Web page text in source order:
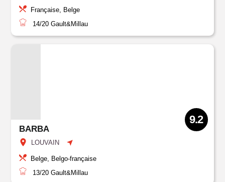
Française, Belge
14/20 Gault&Millau
BARBA
LOUVAIN
9.2
Belge, Belgo-française
13/20 Gault&Millau